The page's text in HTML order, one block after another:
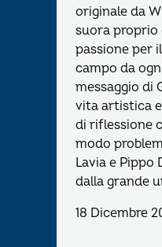
originale da
suora proprio
passione per
campo da
messaggio di
vita artistica
di riflessione
modo
Lavia e Pippo
dalla grande
18 Dicembre